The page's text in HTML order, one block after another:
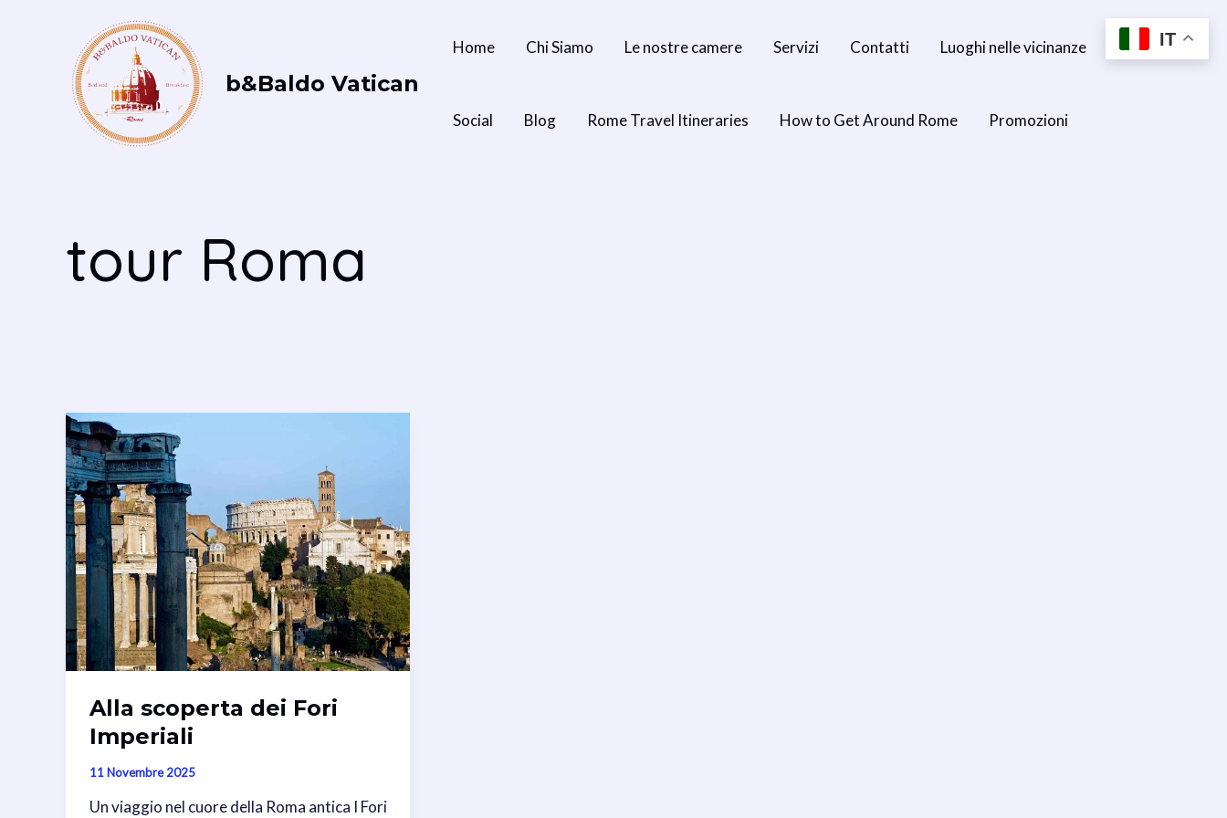
b&Baldo Vatican
Home Chi Siamo Le nostre camere Servizi Contatti Luoghi nelle vicinanze
Social Blog Rome Travel Itineraries How to Get Around Rome Promozioni
tour Roma
Alla scoperta dei Fori
Imperiali
11 Novembre 2025
Un viaggio nel cuore della Roma antica I Fori
IT